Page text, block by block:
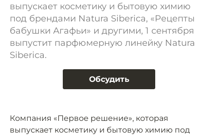
выпускает косметику и бытовую химию
под брендами Natura Siberica, «Рецепты
бабушки Агафьи» и другими, 1 сентября
выпустит парфюмерную линейку Natura
Siberica.
Обсудить
Компания «Первое решение», которая
выпускает косметику и бытовую химию под